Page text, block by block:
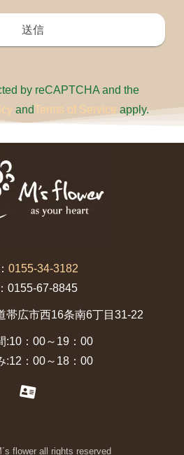
by reCAPTCHA and the
andTerms of Service apply.
0155-34-3182
0155-67-8845
帯広市西16条南6丁目31-22
:10：00～19：00
:12：00～18：00
flower all rights reserved